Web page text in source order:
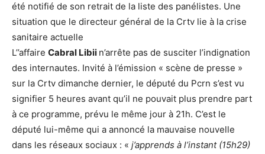
été notifié de son retrait de la liste des panélistes. Une
situation que le directeur général de la Crtv lie à la crise
sanitaire actuelle
L’’affaire Cabral Libii n’arrête pas de susciter l’indignation
des internautes. Invité à l’émission « scène de presse »
sur la Crtv dimanche dernier, le député du Pcrn s’est vu
signifier 5 heures avant qu’il ne pouvait plus prendre part
à ce programme, prévu le même jour à 21h. C’est le
député lui-même qui a annoncé la mauvaise nouvelle
dans les réseaux sociaux : « j’apprends à l’instant (15h29)